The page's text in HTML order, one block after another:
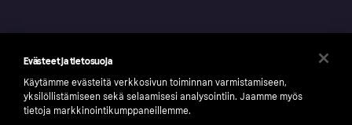
Evästeet ja tietosuoja
Käytämme evästeitä verkkosivun toiminnan varmistamiseen,
yksilöllistämiseen sekä selaamisesi analysointiin. Jaamme myös
tietoja markkinointikumppaneillemme.